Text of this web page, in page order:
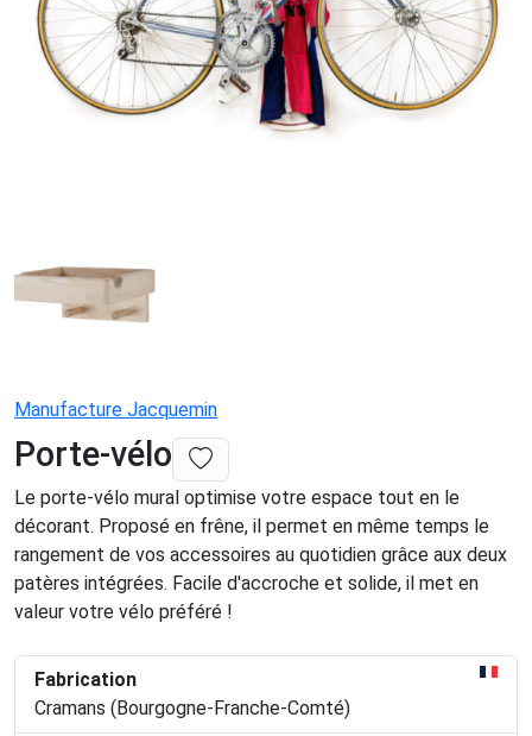
Manufacture Jacquemin
Porte-vélo
Le porte-vélo mural optimise votre espace tout en le
décorant. Proposé en frêne, il permet en même temps le
rangement de vos accessoires au quotidien grâce aux deux
patères intégrées. Facile d'accroche et solide, il met en
valeur votre vélo préféré !
Fabrication
Cramans (Bourgogne-Franche-Comté)